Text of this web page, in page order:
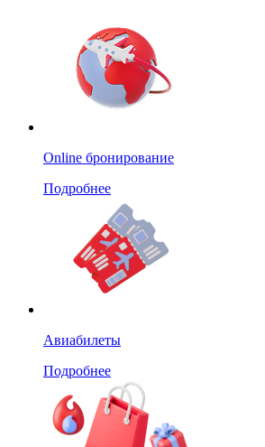
Online бронирование
Подробнее
Авиабилеты
Подробнее